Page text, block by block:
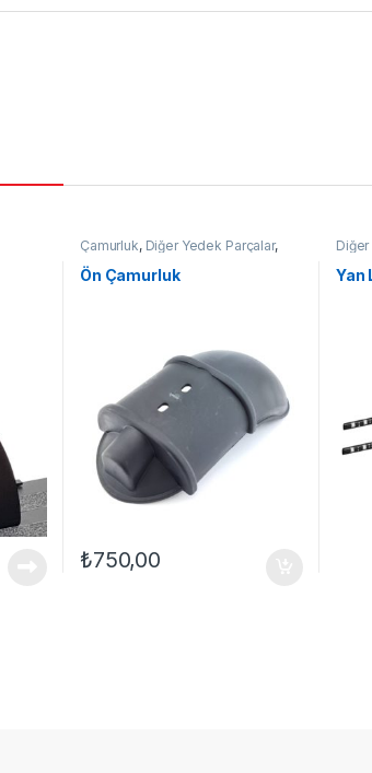
Çamurluk, Diğer Yedek Parçalar,
Yedek Parçalar
Ön Çamurluk
₺750,00
Yan